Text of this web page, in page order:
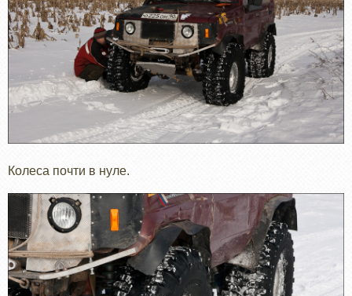
Колеса почти в нуле.